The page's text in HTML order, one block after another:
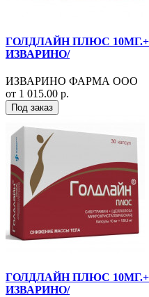
ГОЛДЛАЙН ПЛЮС
ИЗВАРИНО/
ИЗВАРИНО ФАРМА ООО
от 1 015.00 р.
Под заказ
ГОЛДЛАЙН ПЛЮС
ИЗВАРИНО/